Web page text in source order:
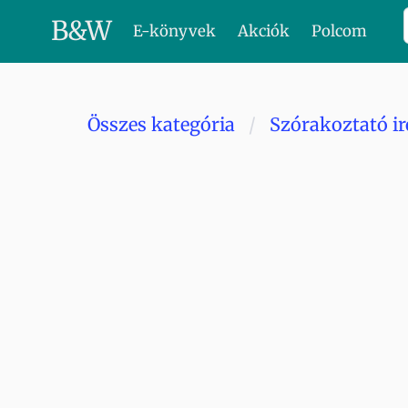
B&W E-könyvek Akciók Polcom
Összes kategória Szórakoztató